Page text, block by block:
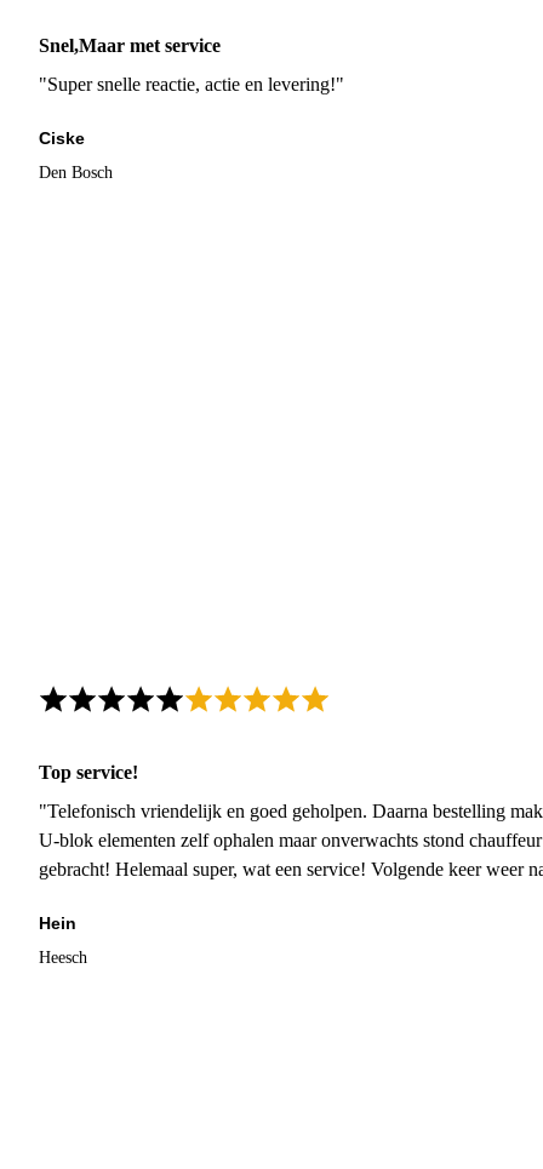
Snel,Maar met service
"Super snelle reactie, actie en levering!"
Ciske
Den Bosch
Top service!
"Telefonisch vriendelijk en goed geholpen. Daarna bestelling
U-blok elementen zelf ophalen maar onverwachts stond
gebracht! Helemaal super, wat een service! Volgende keer weer
Hein
Heesch